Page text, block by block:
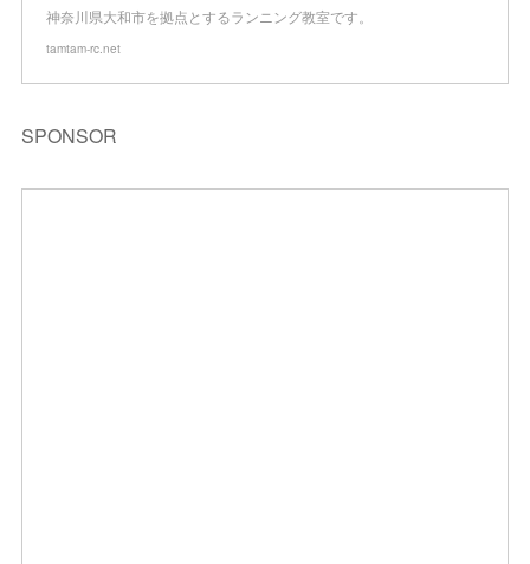
神奈川県大和市を拠点とするランニング教室です。
tamtam-rc.net
SPONSOR